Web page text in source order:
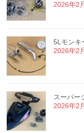
2026年2
5Lモンキ
2026年2
スーパー
2026年2